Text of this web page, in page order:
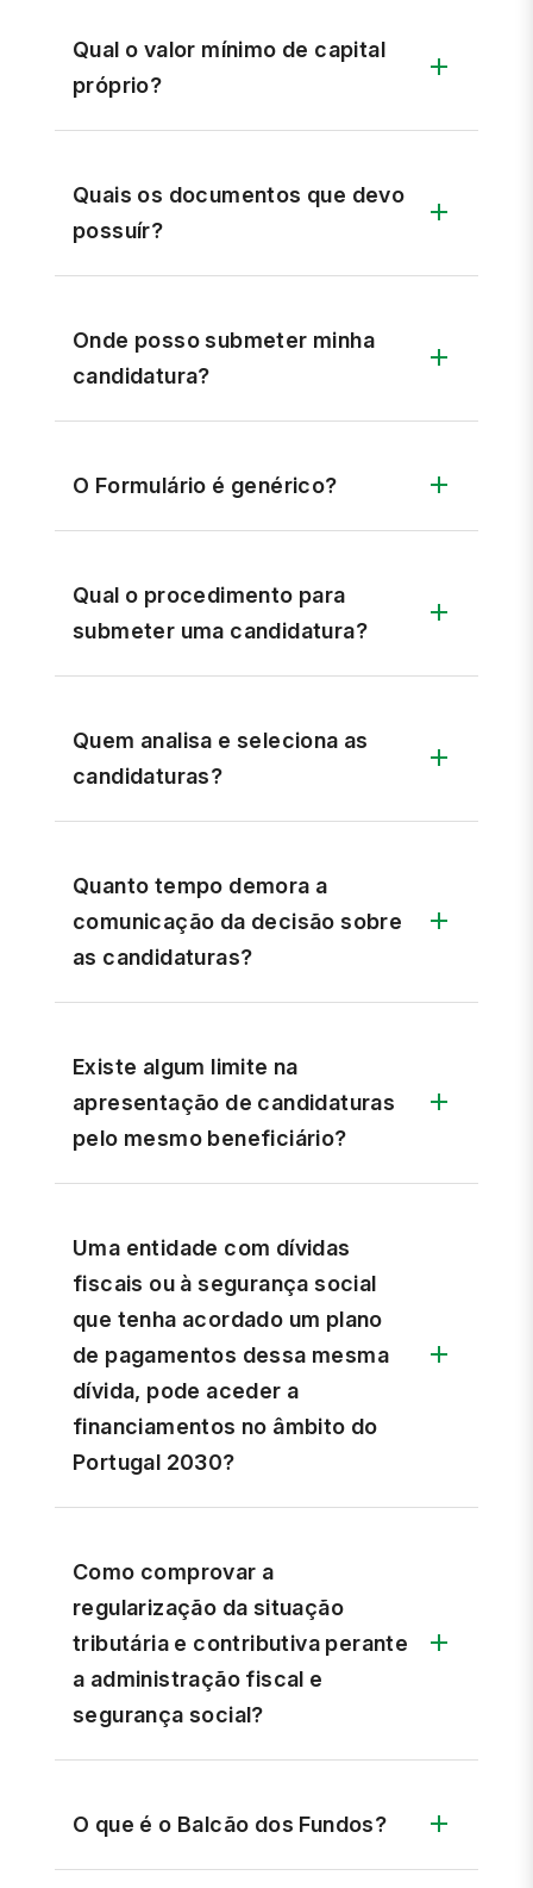
Qual o valor mínimo de capital
próprio?
Quais os documentos que devo
possuír?
Onde posso submeter minha
candidatura?
O Formulário é genérico?
Qual o procedimento para
submeter uma candidatura?
Quem analisa e seleciona as
candidaturas?
Quanto tempo demora a
comunicação da decisão sobre
as candidaturas?
Existe algum limite na
apresentação de candidaturas
pelo mesmo beneficiário?
Uma entidade com dívidas
fiscais ou à segurança social
que tenha acordado um plano
de pagamentos dessa mesma
dívida, pode aceder a
financiamentos no âmbito do
Portugal 2030?
Como comprovar a
regularização da situação
tributária e contributiva perante
a administração fiscal e
segurança social?
O que é o Balcão dos Fundos?